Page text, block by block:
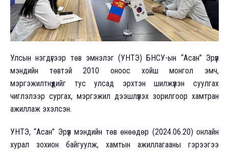
Улсын нэгдүгээр төв эмнэлэг (УНТЭ) БНСУ-ын “Асан” Эрүүл
мэндийн төвтэй 2010 оноос хойш монгол эмч,
мэргэжилтнүүдийг тус улсад эрхтэн шилжүүлэн суулгах
чиглэлээр сургах, мэргэжил дээшлүүлэх зорилгоор хамтран
ажиллаж эхэлсэн.
УНТЭ, “Асан” Эрүүл мэндийн төв өнөөдөр (2024.06.20) онлайн
хурал зохион байгуулж, хамтын ажиллагааны гэрээгээ